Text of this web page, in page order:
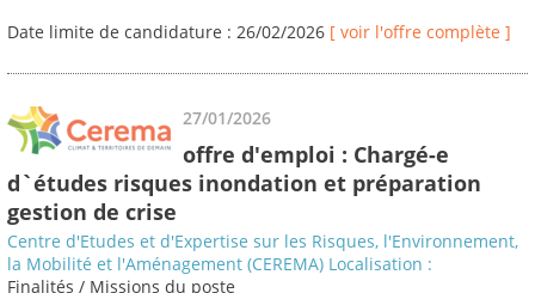
Date limite de candidature : 26/02/2026 [ voir l'offre complète ]
27/01/2026
offre d'emploi : Chargé-e
d`études risques inondation et préparation
gestion de crise
Centre d'Etudes et d'Expertise sur les Risques, l'Environnement,
la Mobilité et l'Aménagement (CEREMA) Localisation :
Finalités / Missions du poste